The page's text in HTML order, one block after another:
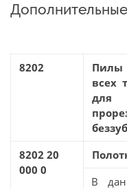
8202
Пилы
всех
для
8202 20
000 0
В